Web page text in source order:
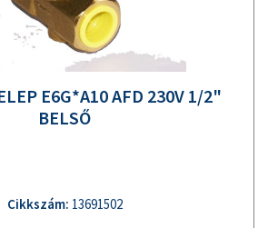
E6G*A10 AFD 230V 1/2"
BELSŐ
Cikkszám: 13691502